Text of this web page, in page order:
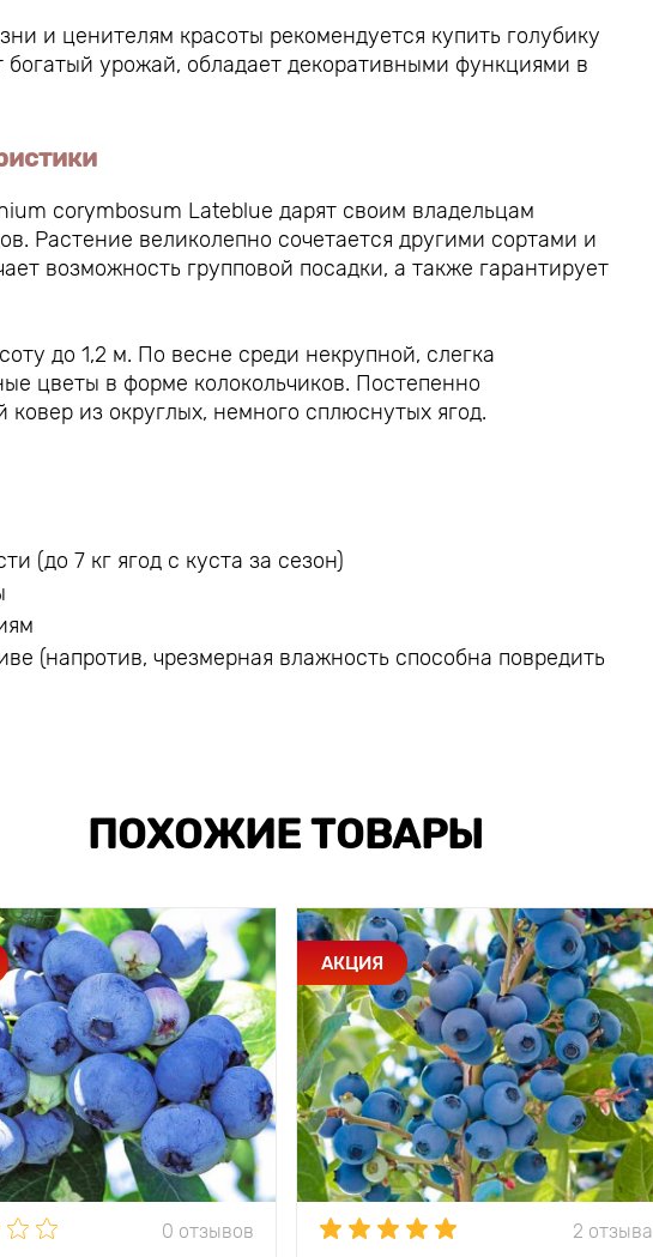
и ценителям красоты рекомендуется купить голубику
урожай, обладает декоративными функциями в
corymbosum Lateblue дарят своим владельцам
Растение великолепно сочетается другими сортами и
возможность групповой посадки, а также гарантирует
до 1,2 м. По весне среди некрупной, слегка
цветы в форме колокольчиков. Постепенно
из округлых, немного сплюснутых ягод.
(до 7 кг ягод с куста за сезон)
(напротив, чрезмерная влажность способна повредить
ПОХОЖИЕ ТОВАРЫ
0 отзывов
АКЦИЯ
2 отзыва